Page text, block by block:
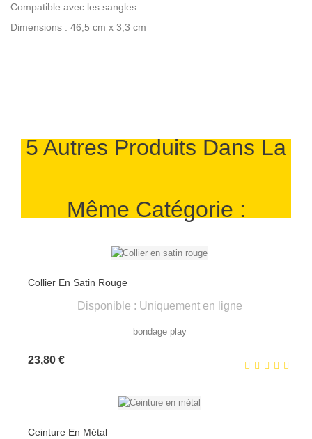
Compatible avec les sangles
Dimensions : 46,5 cm x 3,3 cm
5 Autres Produits Dans La
Même Catégorie :
Collier En Satin Rouge
Disponible : Uniquement en ligne
bondage play
23,80 €Prix
Ceinture En Métal